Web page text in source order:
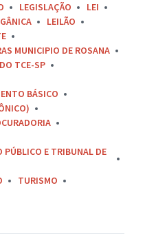
LEGISLAÇÃO
LEI
LEILÃO
MUNICIPIO DE ROSANA
TCE-SP
BÁSICO
PÚBLICO E TRIBUNAL DE
TURISMO